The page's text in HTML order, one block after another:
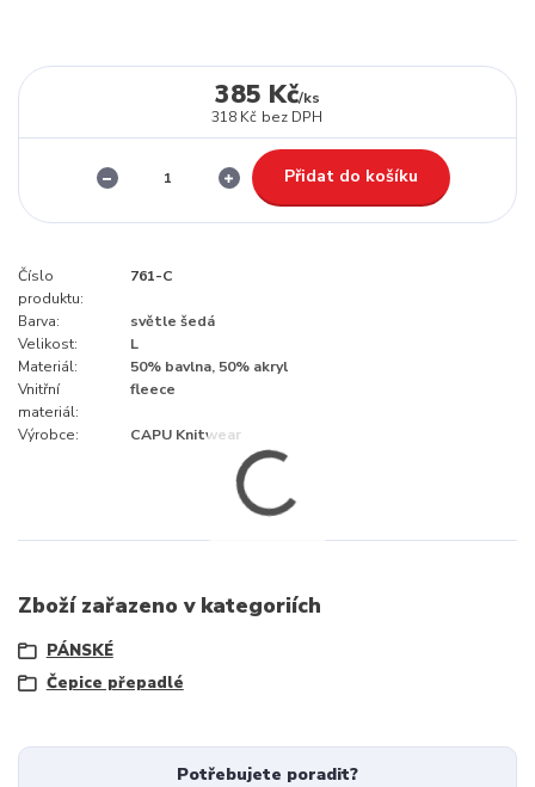
385 Kč/ks
318 Kč bez DPH
Přidat do košíku
Číslo
produktu:
761-C
Barva:
světle šedá
Velikost:
L
Materiál:
50% bavlna, 50% akryl
Vnitřní
materiál:
fleece
Výrobce: CAPU Knitwear
Zboží zařazeno v kategoriích
PÁNSKÉ
Čepice přepadlé
Potřebujete poradit?